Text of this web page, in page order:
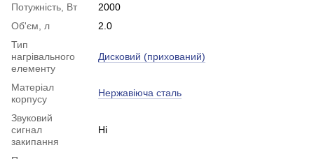
Потужність, Вт
2000
Об'єм, л
2.0
Тип
нагрівального
елементу
Дисковий (прихований)
Матеріал
корпусу
Нержавіюча сталь
Звуковий
сигнал
закипання
Ні